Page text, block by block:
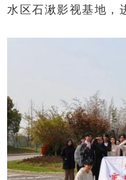
水区石湫影视基地，